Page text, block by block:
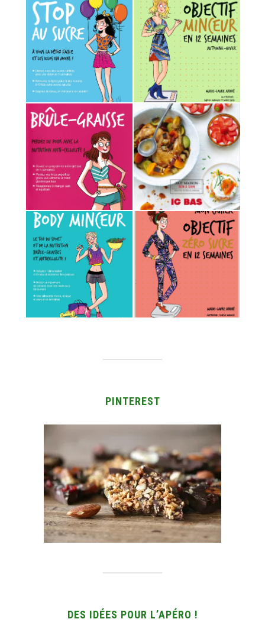
PINTEREST
DES IDÉES POUR L’APÉRO !